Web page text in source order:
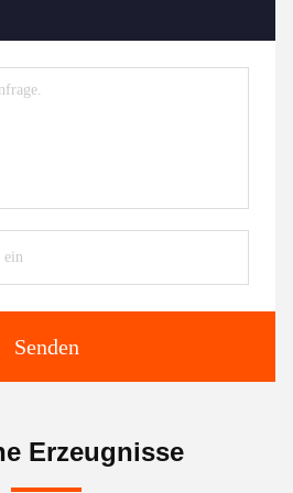
Senden
Erzeugnisse